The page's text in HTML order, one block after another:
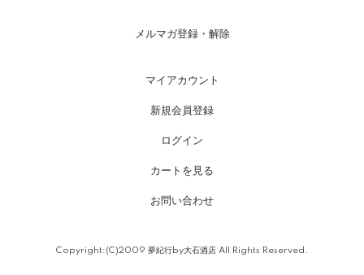
メルマガ登録・解除
マイアカウント
新規会員登録
ログイン
カートを見る
お問い合わせ
Copyright:(C)2009 夢紀行by大石酒店 All Rights Reserved.